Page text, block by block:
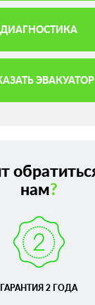
ДИАГНОСТИКА
ЭВАКУАТОР
нам?
ГАРАНТИЯ 2 ГОДА